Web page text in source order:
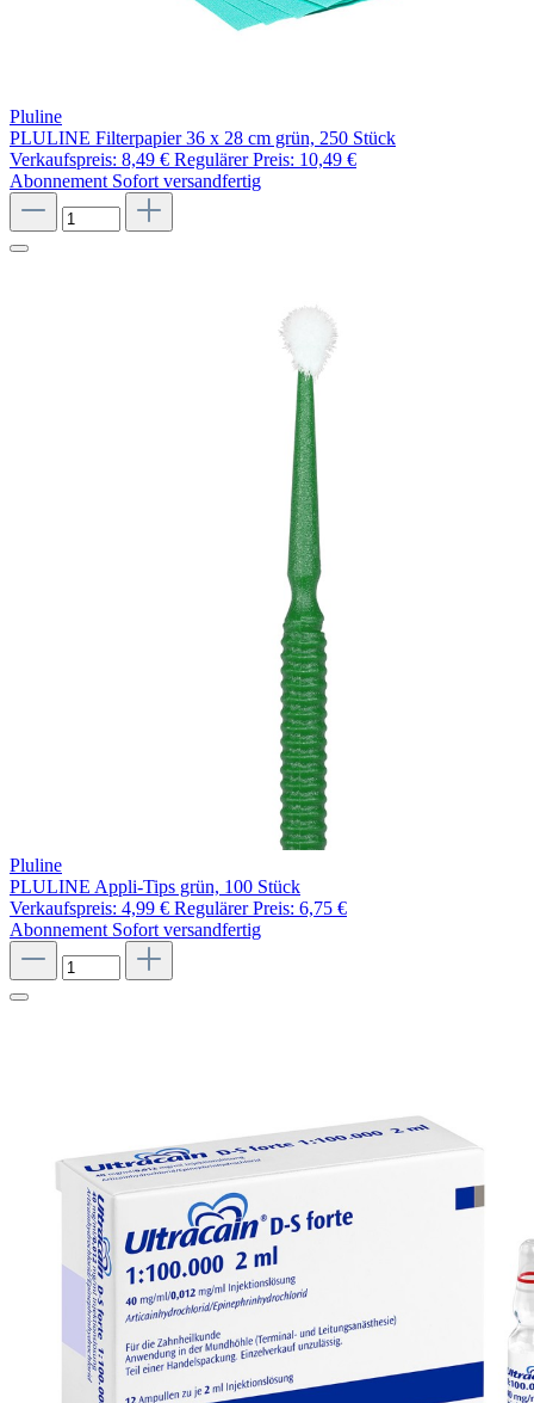
Pluline
PLULINE Filterpapier 36 x 28 cm grün, 250 Stück
Verkaufspreis: 8,49 € Regulärer Preis: 10,49 €
Abonnement Sofort versandfertig
Pluline
PLULINE Appli-Tips grün, 100 Stück
Verkaufspreis: 4,99 € Regulärer Preis: 6,75 €
Abonnement Sofort versandfertig